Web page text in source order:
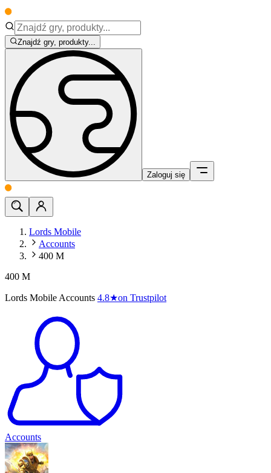
Znajdź gry, produkty...
Zaloguj się
Lords Mobile
Accounts
400 M
400 M
Lords Mobile Accounts 4.8★on Trustpilot
Accounts